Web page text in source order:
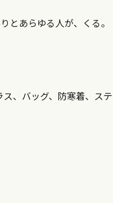
とあらゆる人が、くる。
、バッグ、防寒着、ステ